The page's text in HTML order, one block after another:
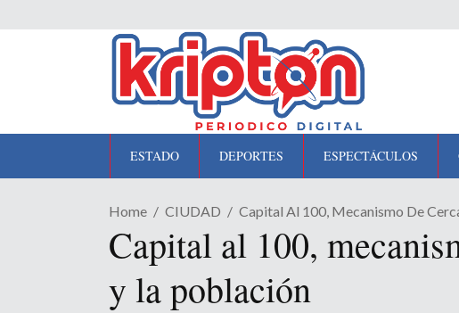
ESTADO DEPORTES ESPECTÁCULOS
Home CIUDAD Capital Al 100, Mecanismo De
Capital al 100,
y la población